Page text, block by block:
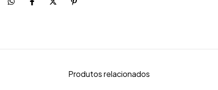
Produtos relacionados